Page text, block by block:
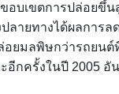
บเขตการปล่อยขึ้น
ลายทางได้ผลการล
อยมลพิษกว่ารถยน
อีกครั้งในปี 2005